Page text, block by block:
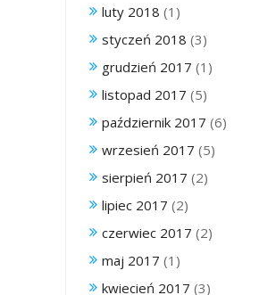
luty 2018 (1)
styczeń 2018 (3)
grudzień 2017 (1)
listopad 2017 (5)
październik 2017 (6)
wrzesień 2017 (5)
sierpień 2017 (2)
lipiec 2017 (2)
czerwiec 2017 (2)
maj 2017 (1)
kwiecień 2017 (3)